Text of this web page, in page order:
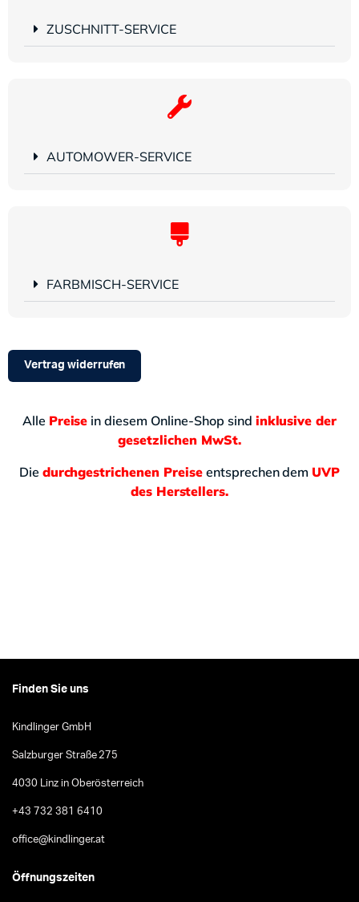
ZUSCHNITT-SERVICE
AUTOMOWER-SERVICE
FARBMISCH-SERVICE
Vertrag widerrufen
Alle Preise in diesem Online-Shop sind inklusive der
gesetzlichen MwSt.
Die durchgestrichenen Preiseentsprechen dem UVP
des Herstellers.
Finden Sie uns
Kindlinger GmbH
Salzburger Straße 275
4030 Linz in Oberösterreich
+43 732 381 6410
office@kindlinger.at
Öffnungszeiten